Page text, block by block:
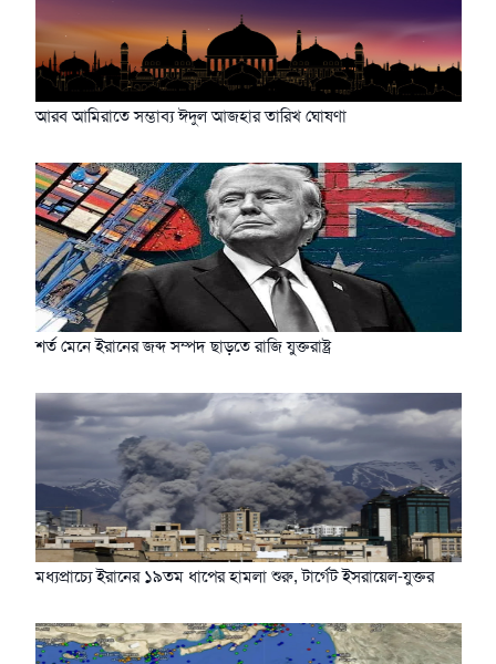
আরব আমিরাতে সম্ভাব্য ঈদুল আজহার তারিখ ঘোষণা
শর্ত মেনে ইরানের জব্দ সম্পদ ছাড়তে রাজি যুক্তরাষ্ট্র
মধ্যপ্রাচ্যে ইরানের ১৯তম ধাপের হামলা শুরু, টার্গেট ইসরায়েল-যুক্তর